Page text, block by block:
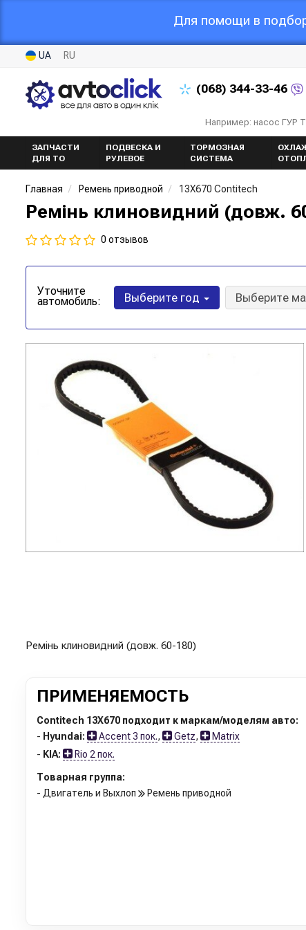
Для помощи в
UA RU
(068) 344-33-46
Например: насос ГУР
ЗАПЧАСТИ
ДЛЯ ТО
ПОДВЕСКА И
РУЛЕВОЕ
ТОРМОЗНАЯ
СИСТЕМА
Главная Ремень приводной 13X670 Contitech
Ремінь клиновидний (довж.
0 отзывов
Уточните
автомобиль: Выберите год Выберите
Ремінь клиновидний (довж. 60-180)
ПРИМЕНЯЕМОСТЬ
Contitech 13X670 подходит к маркам/моделям авто:
- Hyundai: Accent 3 пок., Getz,
Matrix
- KIA: Rio 2 пок.
Товарная группа:
- Двигатель и Выхлоп
Ремень приводной